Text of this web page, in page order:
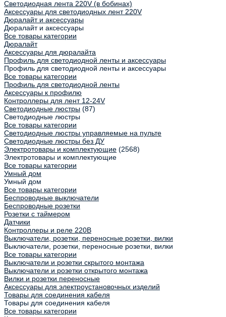
Светодиодная лента 220V (в бобинах)
Аксессуары для светодиодных лент 220V
Дюралайт и аксессуары
Дюралайт и аксессуары
Все товары категории
Дюралайт
Аксессуары для дюралайта
Профиль для светодиодной ленты и аксессуары
Профиль для светодиодной ленты и аксессуары
Все товары категории
Профиль для светодиодной ленты
Аксессуары к профилю
Контроллеры для лент 12-24V
Светодиодные люстры (87)
Светодиодные люстры
Все товары категории
Светодиодные люстры управляемые на пульте
Светодиодные люстры без ДУ
Электротовары и комплектующие (2568)
Электротовары и комплектующие
Все товары категории
Умный дом
Умный дом
Все товары категории
Беспроводные выключатели
Беспроводные розетки
Розетки с таймером
Датчики
Контроллеры и реле 220В
Выключатели, розетки, переносные розетки, вилки
Выключатели, розетки, переносные розетки, вилки
Все товары категории
Выключатели и розетки скрытого монтажа
Выключатели и розетки открытого монтажа
Вилки и розетки переносные
Аксессуары для электроустановочных изделий
Товары для соединения кабеля
Товары для соединения кабеля
Все товары категории